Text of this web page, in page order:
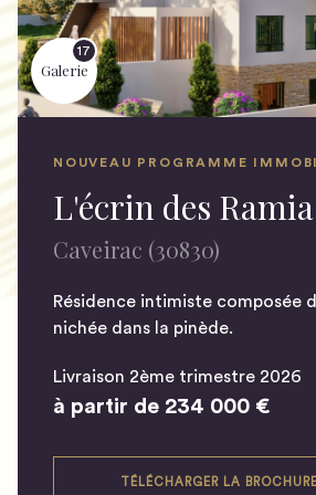
17
Galerie
NOUVEAU PROGRAMME
L'écrin des
Caveirac (30830)
Résidence intimiste composée
nichée dans la pinède.
Livraison 2ème trimestre 2026
à partir de 234 000 €
TÉLÉCHARGER LA BROCHURE